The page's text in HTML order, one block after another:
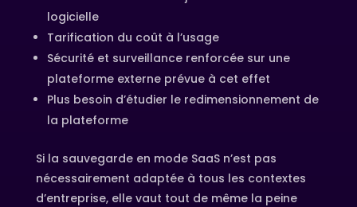
logicielle
Tarification du coût à l’usage
Sécurité et surveillance renforcée sur une
plateforme externe prévue à cet effet
Plus besoin d’étudier le redimensionnement de
la plateforme
Si la sauvegarde en mode SaaS n’est pas
nécessairement adaptée à tous les contextes
d’entreprise, elle vaut tout de même la peine